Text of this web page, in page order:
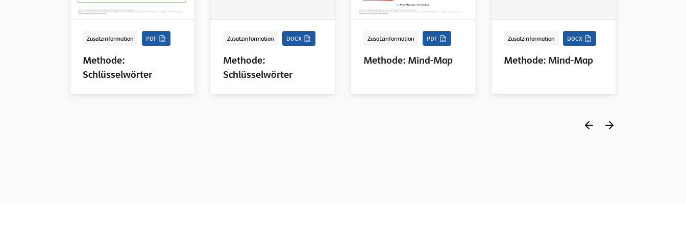
Zusatzinformation PDF
Methode:
Schlüsselwörter
Zusatzinformation DOCX
Methode:
Schlüsselwörter
Zusatzinformation PDF
Methode: Mind-Map
Zusatzinformation DOCX
Methode: Mind-Map